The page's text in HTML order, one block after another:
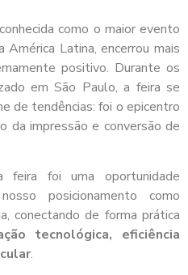
como o maior evento
Latina, encerrou mais
positivo. Durante os
em São Paulo, a feira se
de tendências: foi o epicentro
da impressão e conversão de
feira foi uma oportunidade
posicionamento como
conectando de forma prática
tecnológica, eficiência
.